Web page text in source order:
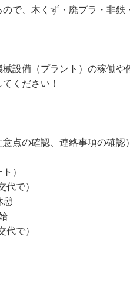
ので、木くず・廃プラ・非
械設備（プラント）の稼働
点の確認、連絡事項の確認
ト）
代で）
憩
代で）